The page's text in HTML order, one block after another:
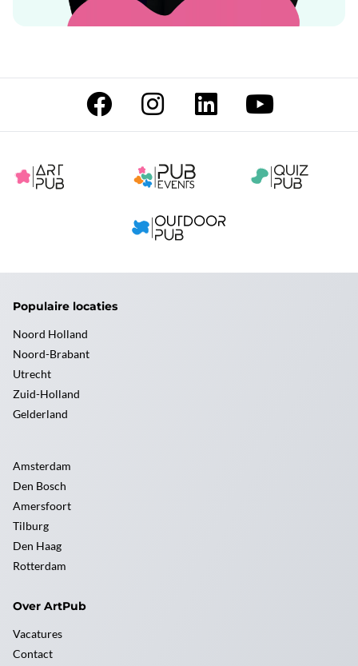
Populaire locaties
Noord Holland
Noord-Brabant
Utrecht
Zuid-Holland
Gelderland
Amsterdam
Den Bosch
Amersfoort
Tilburg
Den Haag
Rotterdam
Over ArtPub
Vacatures
Contact